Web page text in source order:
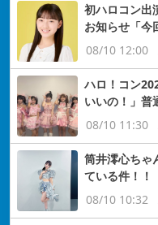
初ハロコン出
お知らせ「今
08/10 12:00
ハロ！コン
いいの！」
08/10 11:30
筒井澪心ちゃ
ている件！！
08/10 10:32